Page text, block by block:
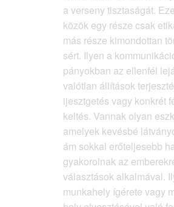
a ver­seny tisz­ta­sá­gát.
kö­zök egy része csak
más része kimon­dot­tan
sért. Ilyen a
pá­nyok­ban az ellen­fél
valót­lan állí­tá­sok
ijeszt­ge­tés vagy konk­rét
kel­tés. Van­nak olyan
ame­lyek kevés­bé
ám sok­kal erő­tel­je­sebb
gya­ko­rol­nak az
válasz­tá­sok alkal­má­val.
mun­ka­hely ígé­re­te vagy